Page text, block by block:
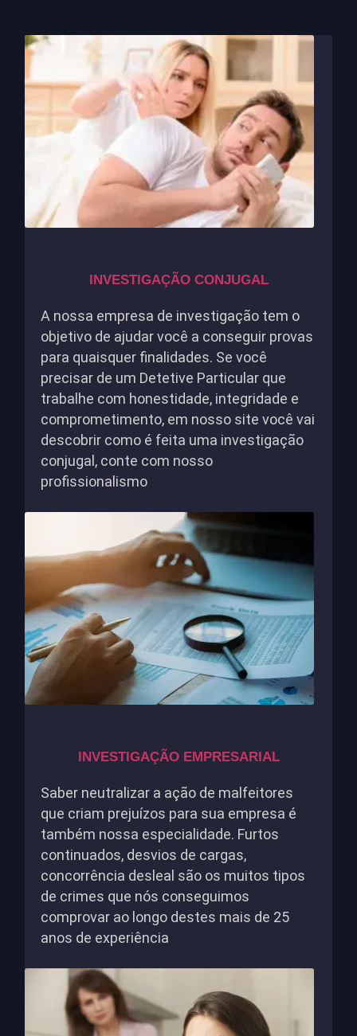
INVESTIGAÇÃO CONJUGAL
A nossa empresa de investigação tem o
objetivo de ajudar você a conseguir provas
para quaisquer finalidades. Se você
precisar de um Detetive Particular que
trabalhe com honestidade, integridade e
comprometimento, em nosso site você vai
descobrir como é feita uma investigação
conjugal, conte com nosso
profissionalismo
INVESTIGAÇÃO EMPRESARIAL
Saber neutralizar a ação de malfeitores
que criam prejuízos para sua empresa é
também nossa especialidade. Furtos
continuados, desvios de cargas,
concorrência desleal são os muitos tipos
de crimes que nós conseguimos
comprovar ao longo destes mais de 25
anos de experiência